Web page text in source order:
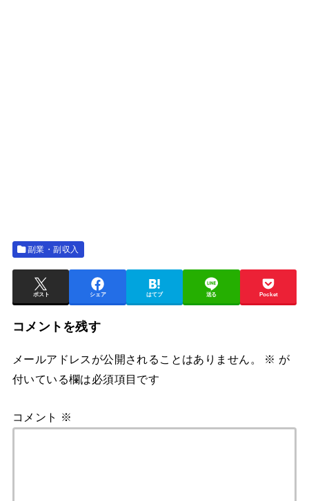
副業・副収入
ポスト シェア はてブ 送る Pocket
コメントを残す
メールアドレスが公開されることはありません。 ※ が
付いている欄は必須項目です
コメント ※